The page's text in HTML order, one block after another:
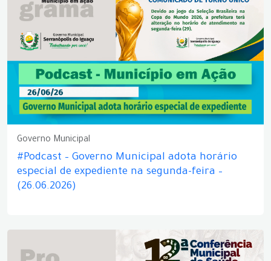
Governo Municipal
#Podcast – Governo Municipal adota horário
especial de expediente na segunda-feira –
(26.06.2026)